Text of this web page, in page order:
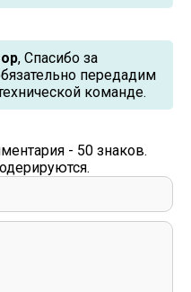
, Спасибо за
передадим
команде.
- 50 знаков.